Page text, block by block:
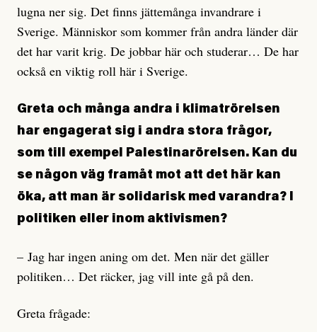
lugna ner sig. Det finns jättemånga invandrare i
Sverige. Människor som kommer från andra länder där
det har varit krig. De jobbar här och studerar… De har
också en viktig roll här i Sverige.
Greta och många andra i klimatrörelsen
har engagerat sig i andra stora frågor,
som till exempel Palestinarörelsen. Kan du
se någon väg framåt mot att det här kan
öka, att man är solidarisk med varandra? I
politiken eller inom aktivismen?
– Jag har ingen aning om det. Men när det gäller
politiken… Det räcker, jag vill inte gå på den.
Greta frågade: